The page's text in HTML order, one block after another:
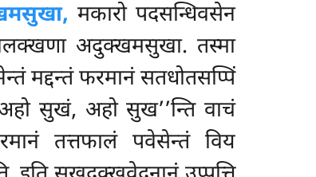
मकारो पदसन्धिवसेन
अदुक्खमसुखा. तस्मा
मद्दन्तं फरमानं सतधोतसप्पिं
सुखं, अहो सुख’’न्ति वाचं
तत्तफालं पवेसेन्तं विय